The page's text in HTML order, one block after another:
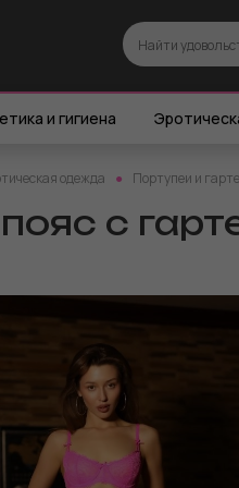
и гигиена
одежда Портупеи и
с